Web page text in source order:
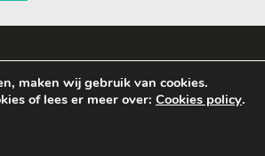
maken wij gebruik van cookies.
of lees er meer over: Cookies policy.